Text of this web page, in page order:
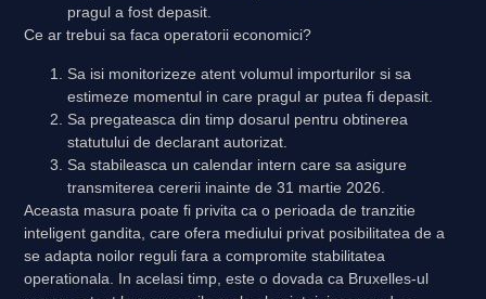
pragul a fost depasit.
Ce ar trebui sa faca operatorii economici?
Sa isi monitorizeze atent volumul importurilor si sa
estimeze momentul in care pragul ar putea fi depasit.
Sa pregateasca din timp dosarul pentru obtinerea
statutului de declarant autorizat.
Sa stabileasca un calendar intern care sa asigure
transmiterea cererii inainte de 31 martie 2026.
Aceasta masura poate fi privita ca o perioada de tranzitie
inteligent gandita, care ofera mediului privat posibilitatea de a
se adapta noilor reguli fara a compromite stabilitatea
operationala. In acelasi timp, este o dovada ca Bruxelles-ul